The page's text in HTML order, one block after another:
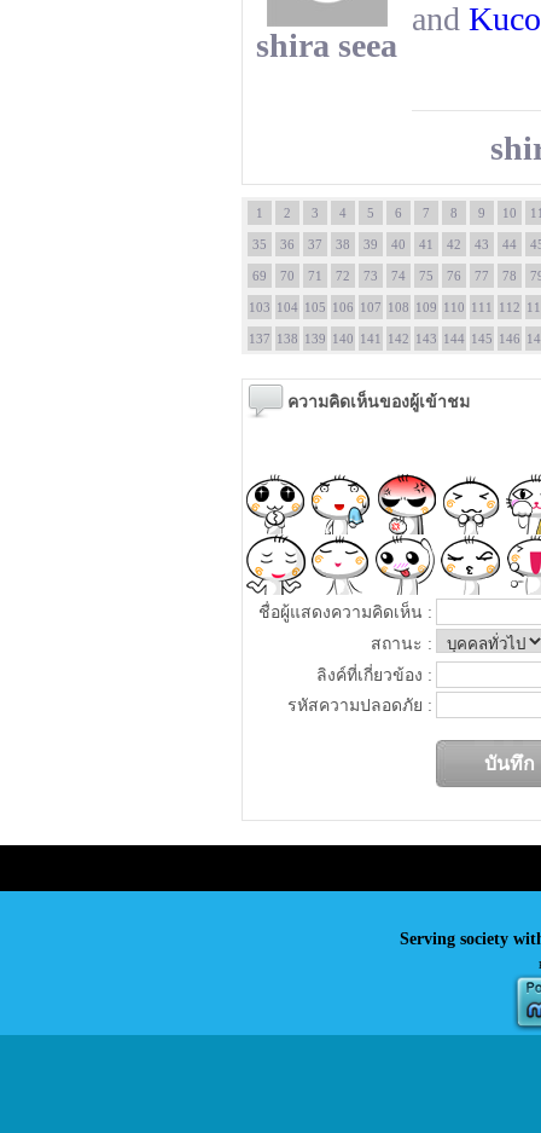
shira seea
and
1 2 3 4 5 6 7 8 9 10
35 36 37 38 39 40 41 42 43 44
69 70 71 72 73 74 75 76 77 78
103 104 105 106 107 108 109 110 111 112
137 138 139 140 141 142 143 144 145 146
ความคิดเห็นของผู้เข้าชม
ชื่อผู้แสดงความคิดเห็น :
สถานะ :
ลิงค์ที่เกี่ยวข้อง :
รหัสความปลอดภัย :
Serving society